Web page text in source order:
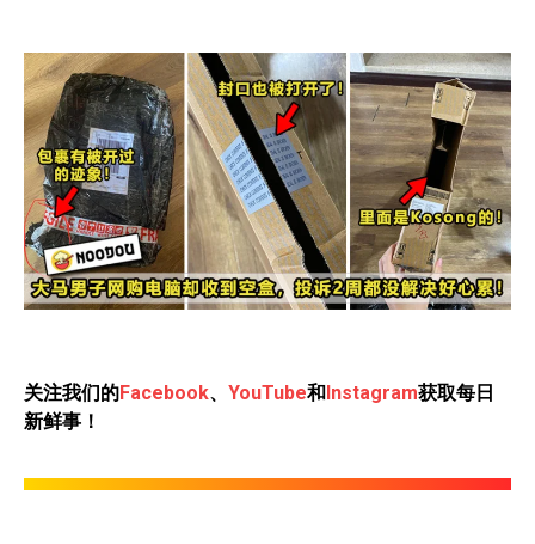
关注我们的Facebook、 YouTube和Instagram获取每日
新鲜事！